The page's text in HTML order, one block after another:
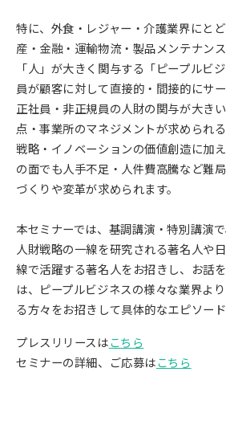
特に、外食・レジャー・介護業界にと
産・金融・運輸物流・製品メンテナン
「人」が大きく関与する「ピープルビ
員が顧客に対して直接的・間接的にサ
正社員・非正規員の人財の関与が大き
点・事業所のマネジメントが求められ
戦略・イノベーションの価値創造に加
の面でも人手不足・人件費高騰など難
づくりや変革が求められます。
本セミナーでは、基調講演・特別講演
人財戦略の一線を研究される著名人や
線で活躍する著名人をお招きし、お話
は、ピープルビジネスの様々な業界よ
る方々をお招きして具体的なエピソード
プレスリリースはこちら
セミナーの詳細、ご応募はこちら